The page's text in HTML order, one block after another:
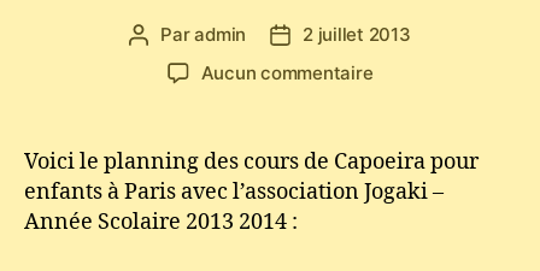
Auteur
l’article
Paradmin
Date2 juillet 2013
Aucun commentairesur
Capoeira
pour
enfants
Voici le planning des cours de Capoeira pour
enfants à Paris avec l’association Jogaki –
Année Scolaire 2013 2014 :